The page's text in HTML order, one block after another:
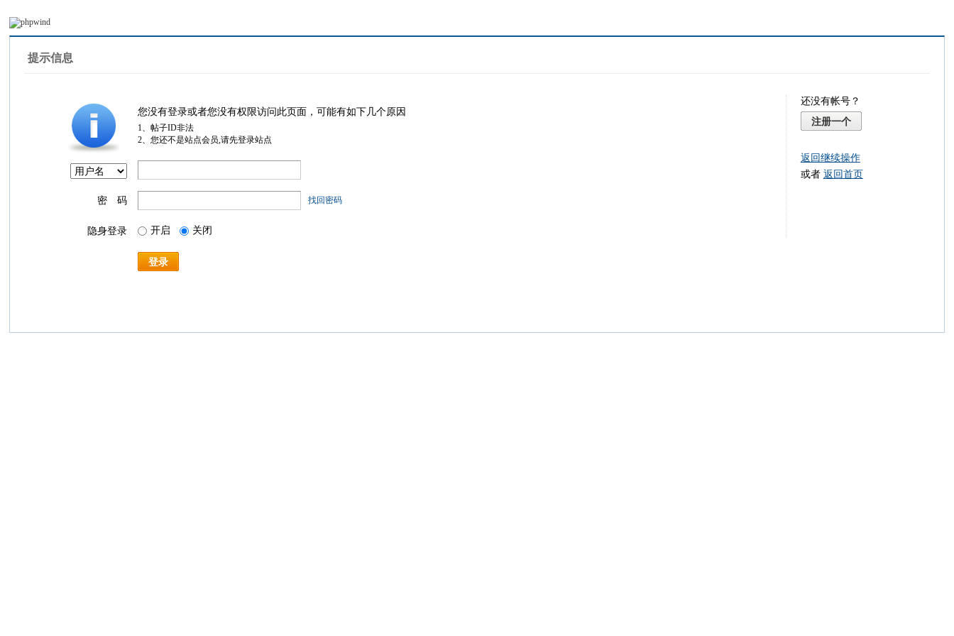
提示信息
您没有登录或者您没有权限访问此页面，可能有如下几个原因
1、帖子ID非法
2、您还不是站点会员,请先登录站点
密 码 找回密码
隐身登录 开启 关闭
登录
还没有帐号？
注册一个
返回继续操作
或者 返回首页